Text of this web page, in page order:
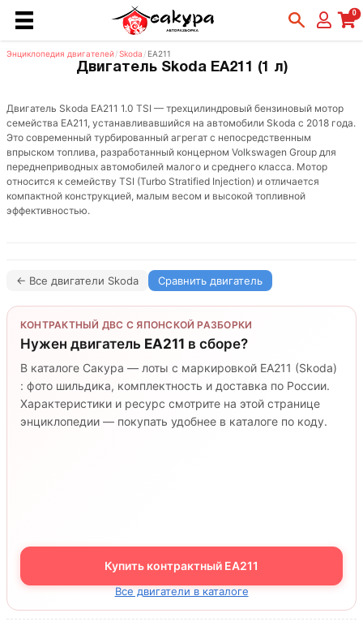
0
Энциклопедия двигателей/Skoda / EA211
Двигатель Skoda EA211 (1 л)
Двигатель Skoda EA211 1.0 TSI — трехцилиндровый бензиновый мотор
семейства EA211, устанавливавшийся на автомобили Skoda с 2018 года.
Это современный турбированный агрегат с непосредственным
впрыском топлива, разработанный концерном Volkswagen Group для
переднеприводных автомобилей малого и среднего класса. Мотор
относится к семейству TSI (Turbo Stratified Injection) и отличается
компактной конструкцией, малым весом и высокой топливной
эффективностью.
← Все двигатели Skoda Сравнить двигатель
КОНТРАКТНЫЙ ДВС С ЯПОНСКОЙ РАЗБОРКИ
Нужен двигатель EA211 в сборе?
В каталоге Сакура — лоты с маркировкой EA211 (Skoda)
: фото шильдика, комплектность и доставка по России.
Характеристики и ресурс смотрите на этой странице
энциклопедии — покупать удобнее в каталоге по коду.
Купить контрактный EA211
Все двигатели в каталоге